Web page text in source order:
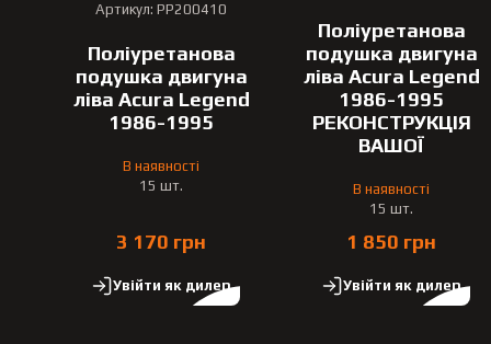
Артикул: PP200410
Поліуретанова
подушка двигуна
ліва Acura Legend
1986-1995
В наявності
15 шт.
3 170 грн
Увійти як дилер
Поліуретанова
подушка двигуна
ліва Acura Legend
1986-1995
РЕКОНСТРУКЦІЯ
ВАШОЇ
В наявності
15 шт.
1 850 грн
Увійти як дилер